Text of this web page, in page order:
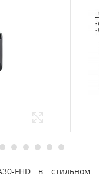
FHD в стильном